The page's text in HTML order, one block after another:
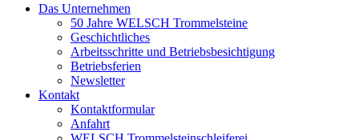
Das Unternehmen
50 Jahre WELSCH Trommelsteine
Geschichtliches
Arbeitsschritte und Betriebsbesichtigung
Betriebsferien
Newsletter
Kontakt
Kontaktformular
Anfahrt